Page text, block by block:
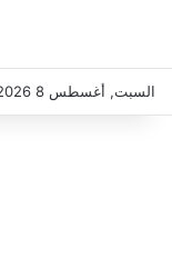
السبت, أغسطس 8 2026